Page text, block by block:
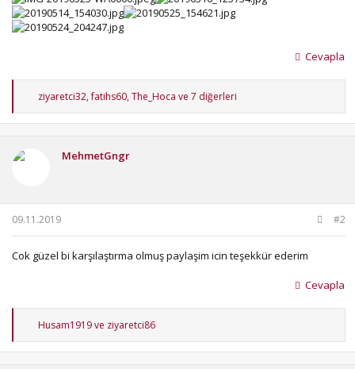
Cevapla
T
p
ziyaretci32,fatihs60,The_Hoca ve 7 diğerleri
MehmetGngr
09.11.2019 #2
Cok güzel bi karşılaştırma olmuş paylaşim icin teşekkür ederim
Cevapla
T
p
Husam1919ve ziyaretci86